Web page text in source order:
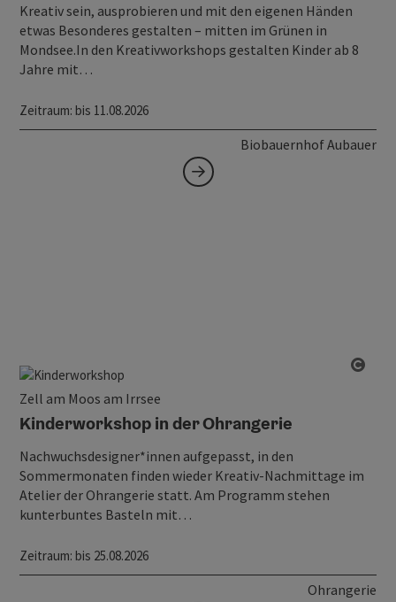
Kreativ sein, ausprobieren und mit den eigenen Händen
etwas Besonderes gestalten – mitten im Grünen in
Mondsee.In den Kreativworkshops gestalten Kinder ab 8
Jahre mit…
Zeitraum: bis 11.08.2026
Biobauernhof Aubauer
Zell am Moos am Irrsee
Kinderworkshop in der Ohrangerie
Nachwuchsdesigner*innen aufgepasst, in den
Sommermonaten finden wieder Kreativ-Nachmittage im
Atelier der Ohrangerie statt. Am Programm stehen
kunterbuntes Basteln mit…
Zeitraum: bis 25.08.2026
Ohrangerie